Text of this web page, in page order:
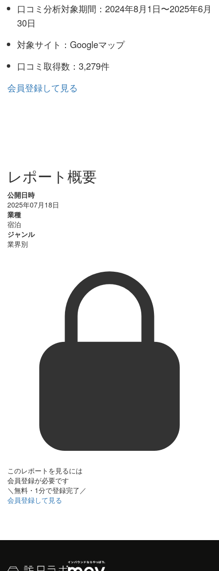
口コミ分析対象期間：2024年8月1日〜2025年6月
30日
対象サイト：Googleマップ
口コミ取得数：3,279件
会員登録して見る
レポート概要
公開日時
2025年07月18日
業種
宿泊
ジャンル
業界別
このレポートを見るには
会員登録が必要です
＼無料・1分で登録完了／
会員登録して見る